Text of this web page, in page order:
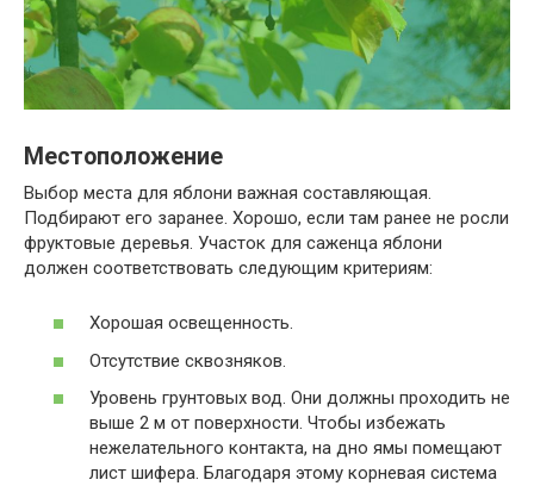
Местоположение
Выбор места для яблони важная составляющая.
Подбирают его заранее. Хорошо, если там ранее не росли
фруктовые деревья. Участок для саженца яблони
должен соответствовать следующим критериям:
Хорошая освещенность.
Отсутствие сквозняков.
Уровень грунтовых вод. Они должны проходить не
выше 2 м от поверхности. Чтобы избежать
нежелательного контакта, на дно ямы помещают
лист шифера. Благодаря этому корневая система